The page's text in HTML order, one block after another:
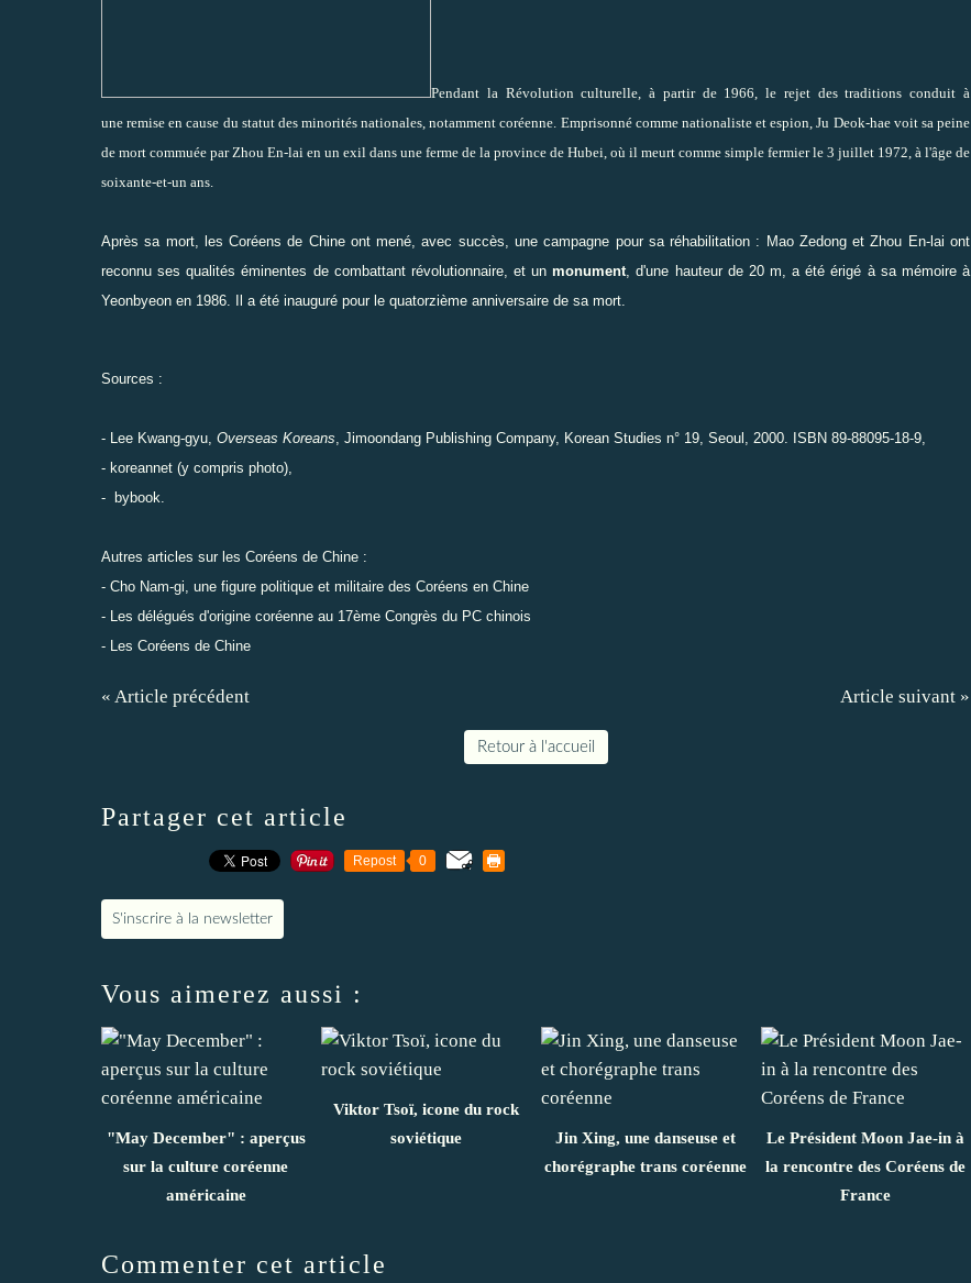
Pendant la Révolution culturelle, à partir de 1966, le rejet des traditions conduit à
une remise en cause du statut des minorités nationales, notamment coréenne. Emprisonné comme nationaliste et espion, Ju Deok-hae voit sa peine
de mort commuée par Zhou En-lai en un exil dans une ferme de la province de Hubei, où il meurt comme simple fermier le 3 juillet 1972, à l'âge de
soixante-et-un ans.
Après sa mort, les Coréens de Chine ont mené, avec succès, une campagne pour sa réhabilitation : Mao Zedong et Zhou En-lai ont
reconnu ses qualités éminentes de combattant révolutionnaire,
et unmonument , d'une hauteur de 20 m, a été érigé à sa mémoire à
Yeonbyeon en 1986. Il a été inauguré pour le quatorzième anniversaire de sa mort.
Sources :
- Lee Kwang-gyu, Overseas Koreans , Jimoondang Publishing Company, Korean Studies n° 19, Seoul, 2000. ISBN 89-88095-18-9,
- koreannet (y compris photo),
-
bybook
Autres articles sur les Coréens de Chine :
- Cho Nam-gi, une figure politique et militaire des Coréens en Chine
-
Les délégués d'origine coréenne au 17ème Congrès du PC chinois
-
Les Coréens de Chine
« Article précédent Article suivant »
Retour à l'accueil
Partager cet article
Repost 0
S'inscrire à la newsletter
Vous aimerez aussi :
"May December" : aperçus
sur la culture coréenne
américaine
Viktor Tsoï, icone du rock
soviétique
Jin Xing, une danseuse et
chorégraphe trans coréenne
Le Président Moon Jae-in à
la rencontre des Coréens de
France
Commenter cet article